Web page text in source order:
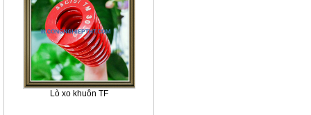
Lò xo khuôn TF